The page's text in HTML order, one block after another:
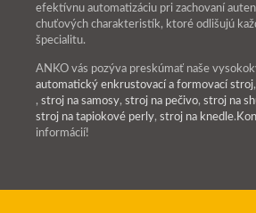
efektívnu automatizáciu pri zachovaní
chuťových charakteristík, ktoré odlišujú
špecialitu.
ANKO vás pozýva preskúmať naše
automatický enkrustovací a formovací stroj,
, stroj na samosy, stroj na pečivo, stroj na
stroj na tapiokové perly, stroj na knedle.
informácií!